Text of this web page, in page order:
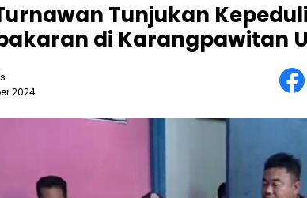
Tunjukan
di Karangpawitan
2024